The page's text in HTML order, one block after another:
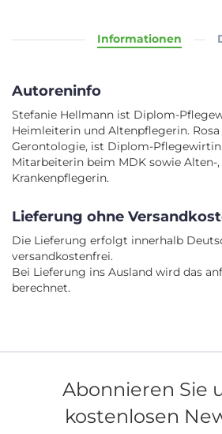
Informationen
Autoreninfo
Stefanie Hellmann ist Diplom-
Heimleiterin und Altenpflegerin. Rosa
Gerontologie, ist Diplom-Pflegewirtin
Mitarbeiterin beim MDK sowie Alten-
Krankenpflegerin.
Lieferung ohne
Die Lieferung erfolgt innerhalb
versandkostenfrei.
Bei Lieferung ins Ausland wird das
berechnet.
Abonnieren Sie
kostenlosen